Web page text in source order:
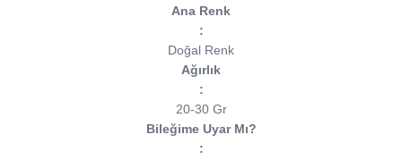
Ana Renk
:
Doğal Renk
Ağırlık
:
20-30 Gr
Bileğime Uyar Mı?
: